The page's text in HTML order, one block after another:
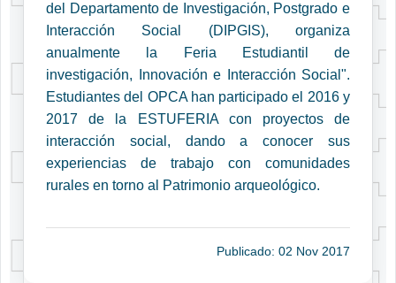
del Departamento de Investigación, Postgrado e
Interacción Social (DIPGIS), organiza
anualmente la Feria Estudiantil de
investigación, Innovación e Interacción Social".
Estudiantes del OPCA han participado el 2016 y
2017 de la ESTUFERIA con proyectos de
interacción social, dando a conocer sus
experiencias de trabajo con comunidades
rurales en torno al Patrimonio arqueológico.
Publicado: 02 Nov 2017